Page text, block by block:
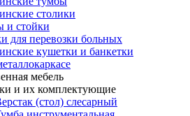
столики
стойки
для перевозки больных
кушетки и банкетки
мебель
и их комплектующие
(стол) слесарный